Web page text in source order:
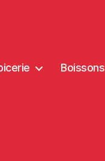
Boissons